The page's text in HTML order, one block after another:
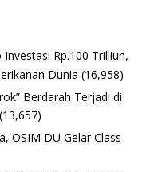
Investasi Rp.100 Trilliun,
Dunia (16,958)
Berdarah Terjadi di
(13,657)
OSIM DU Gelar Class